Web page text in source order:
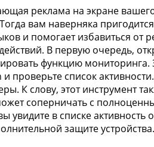
реклама на экране
вам наверняка
и помогает избавиться от
В первую очередь,
функцию
и проверьте список
К слову, этот инструмент
соперничать с
увидите в списке
защите устройства.